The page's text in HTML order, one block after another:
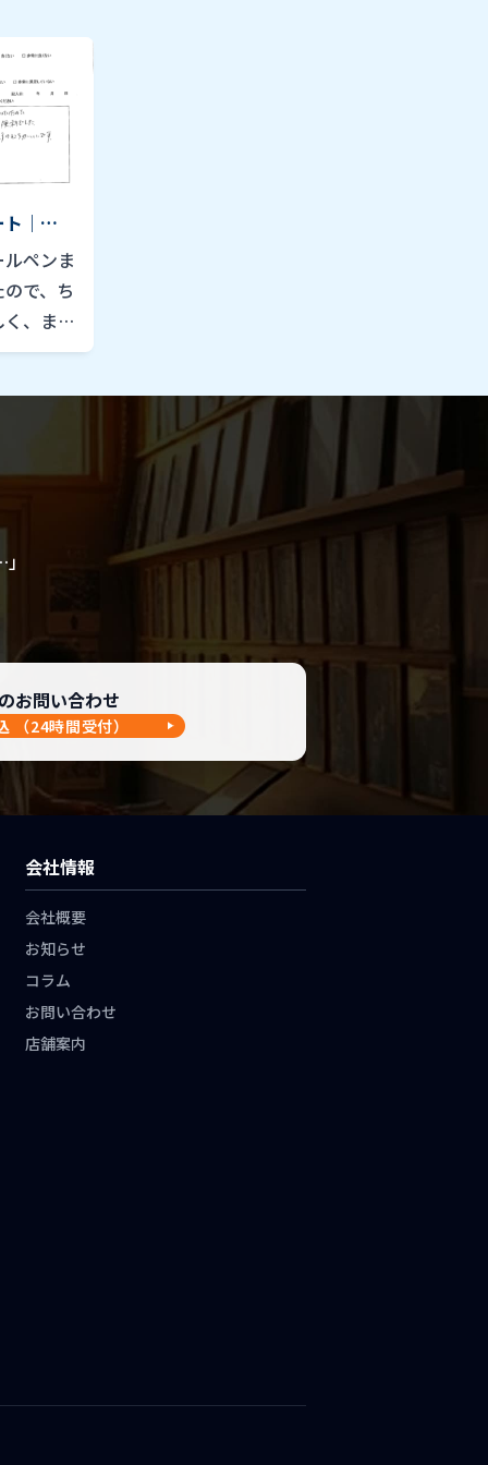
｜
ペンま
で、ち
、また
た。
お問い合わせ
（24時間受付）
会社情報
会社概要
お知らせ
コラム
お問い合わせ
店舗案内